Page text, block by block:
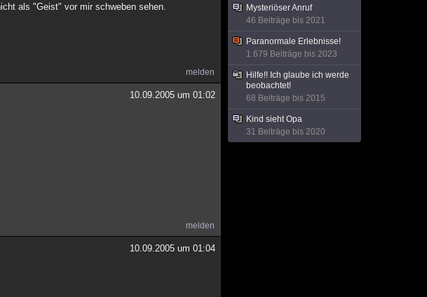
als "Geist" vor mir schweben sehen.
melden
10.09.2005 um 01:02
melden
10.09.2005 um 01:04
Mysteriöser Anruf
46 Beiträge bis 2021
Paranormale Erlebnisse!
1.679 Beiträge bis 2023
Hilfe!! Ich glaube ich werde
beobachtet!
68 Beiträge bis 2015
Kind sieht Opa
31 Beiträge bis 2020